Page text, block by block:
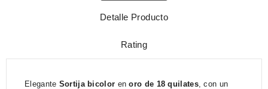
Detalle Producto
Rating
Elegante Sortija bicolor enoro de 18 quilates, con un